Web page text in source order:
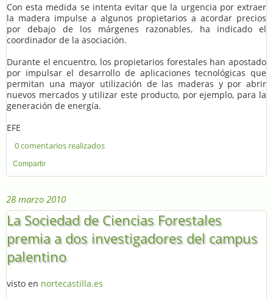
Con esta medida se intenta evitar que la urgencia por extraer
la madera impulse a algunos propietarios a acordar precios
por debajo de los márgenes razonables, ha indicado el
coordinador de la asociación.
Durante el encuentro, los propietarios forestales han apostado
por impulsar el desarrollo de aplicaciones tecnológicas que
permitan una mayor utilización de las maderas y por abrir
nuevos mercados y utilizar este producto, por ejemplo, para la
generación de energía.
EFE
0 comentarios realizados
Compartir
28 marzo 2010
La Sociedad de Ciencias Forestales
premia a dos investigadores del campus
palentino
visto en nortecastilla.es